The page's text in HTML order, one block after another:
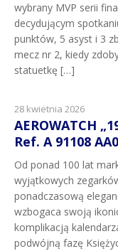
wybrany MVP serii
decydującym
punktów, 5 asyst i 3
mecz nr 2, kiedy
statuetkę […]
28 kwietnia 2026
AEROWATCH
Ref. A 91108
Od ponad 100 lat
wyjątkowych
ponadczasową
wzbogaca swoją
komplikacją
podwójną fazę